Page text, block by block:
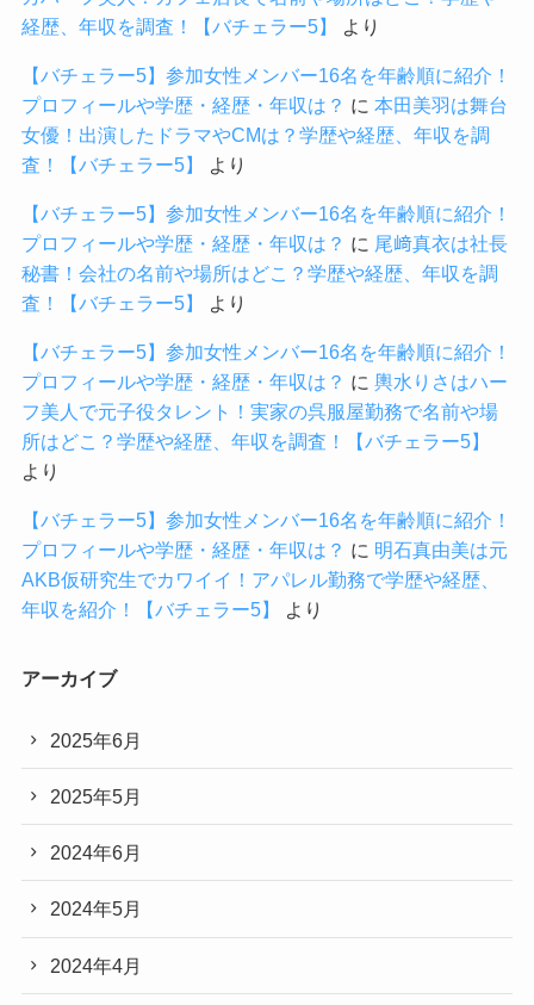
経歴、年収を調査！【バチェラー5】
より
【バチェラー5】参加女性メンバー16名を年齢順に紹介！
プロフィールや学歴・経歴・年収は？ に 本田美羽は舞台
女優！出演したドラマやCMは？学歴や経歴、年収を調
査！【バチェラー5】
より
【バチェラー5】参加女性メンバー16名を年齢順に紹介！
プロフィールや学歴・経歴・年収は？ に 尾﨑真衣は社長
秘書！会社の名前や場所はどこ？学歴や経歴、年収を調
査！【バチェラー5】
より
【バチェラー5】参加女性メンバー16名を年齢順に紹介！
プロフィールや学歴・経歴・年収は？ に 輿水りさはハー
フ美人で元子役タレント！実家の呉服屋勤務で名前や場
所はどこ？学歴や経歴、年収を調査！【バチェラー5】
より
【バチェラー5】参加女性メンバー16名を年齢順に紹介！
プロフィールや学歴・経歴・年収は？ に 明石真由美は元
AKB仮研究生でカワイイ！アパレル勤務で学歴や経歴、
年収を紹介！【バチェラー5】
より
アーカイブ
2025年6月
2025年5月
2024年6月
2024年5月
2024年4月